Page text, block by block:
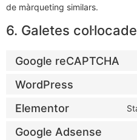
de màrqueting similars.
6. Galetes
Google reCAPTCHA
WordPress
Elementor
Google Adsense